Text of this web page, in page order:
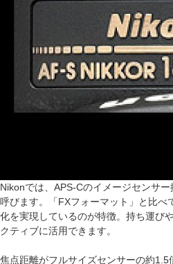
Nikonでは、APS-Cのイメージセンサ
呼びます。「FXフォーマット」と比べ
化を実現しているのが特徴。持ち運び
クティブに活用できます。
焦点距離がフルサイズセンサーの約1.5